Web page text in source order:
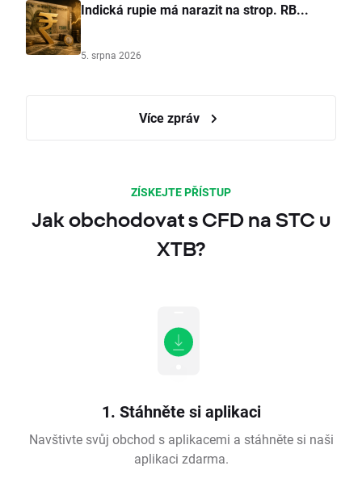
Indická rupie má narazit na strop. RB...
5. srpna 2026
Více zpráv
ZÍSKEJTE PŘÍSTUP
Jak obchodovat s CFD na STC u
XTB?
1. Stáhněte si aplikaci
Navštivte svůj obchod s aplikacemi a stáhněte si naši
aplikaci zdarma.